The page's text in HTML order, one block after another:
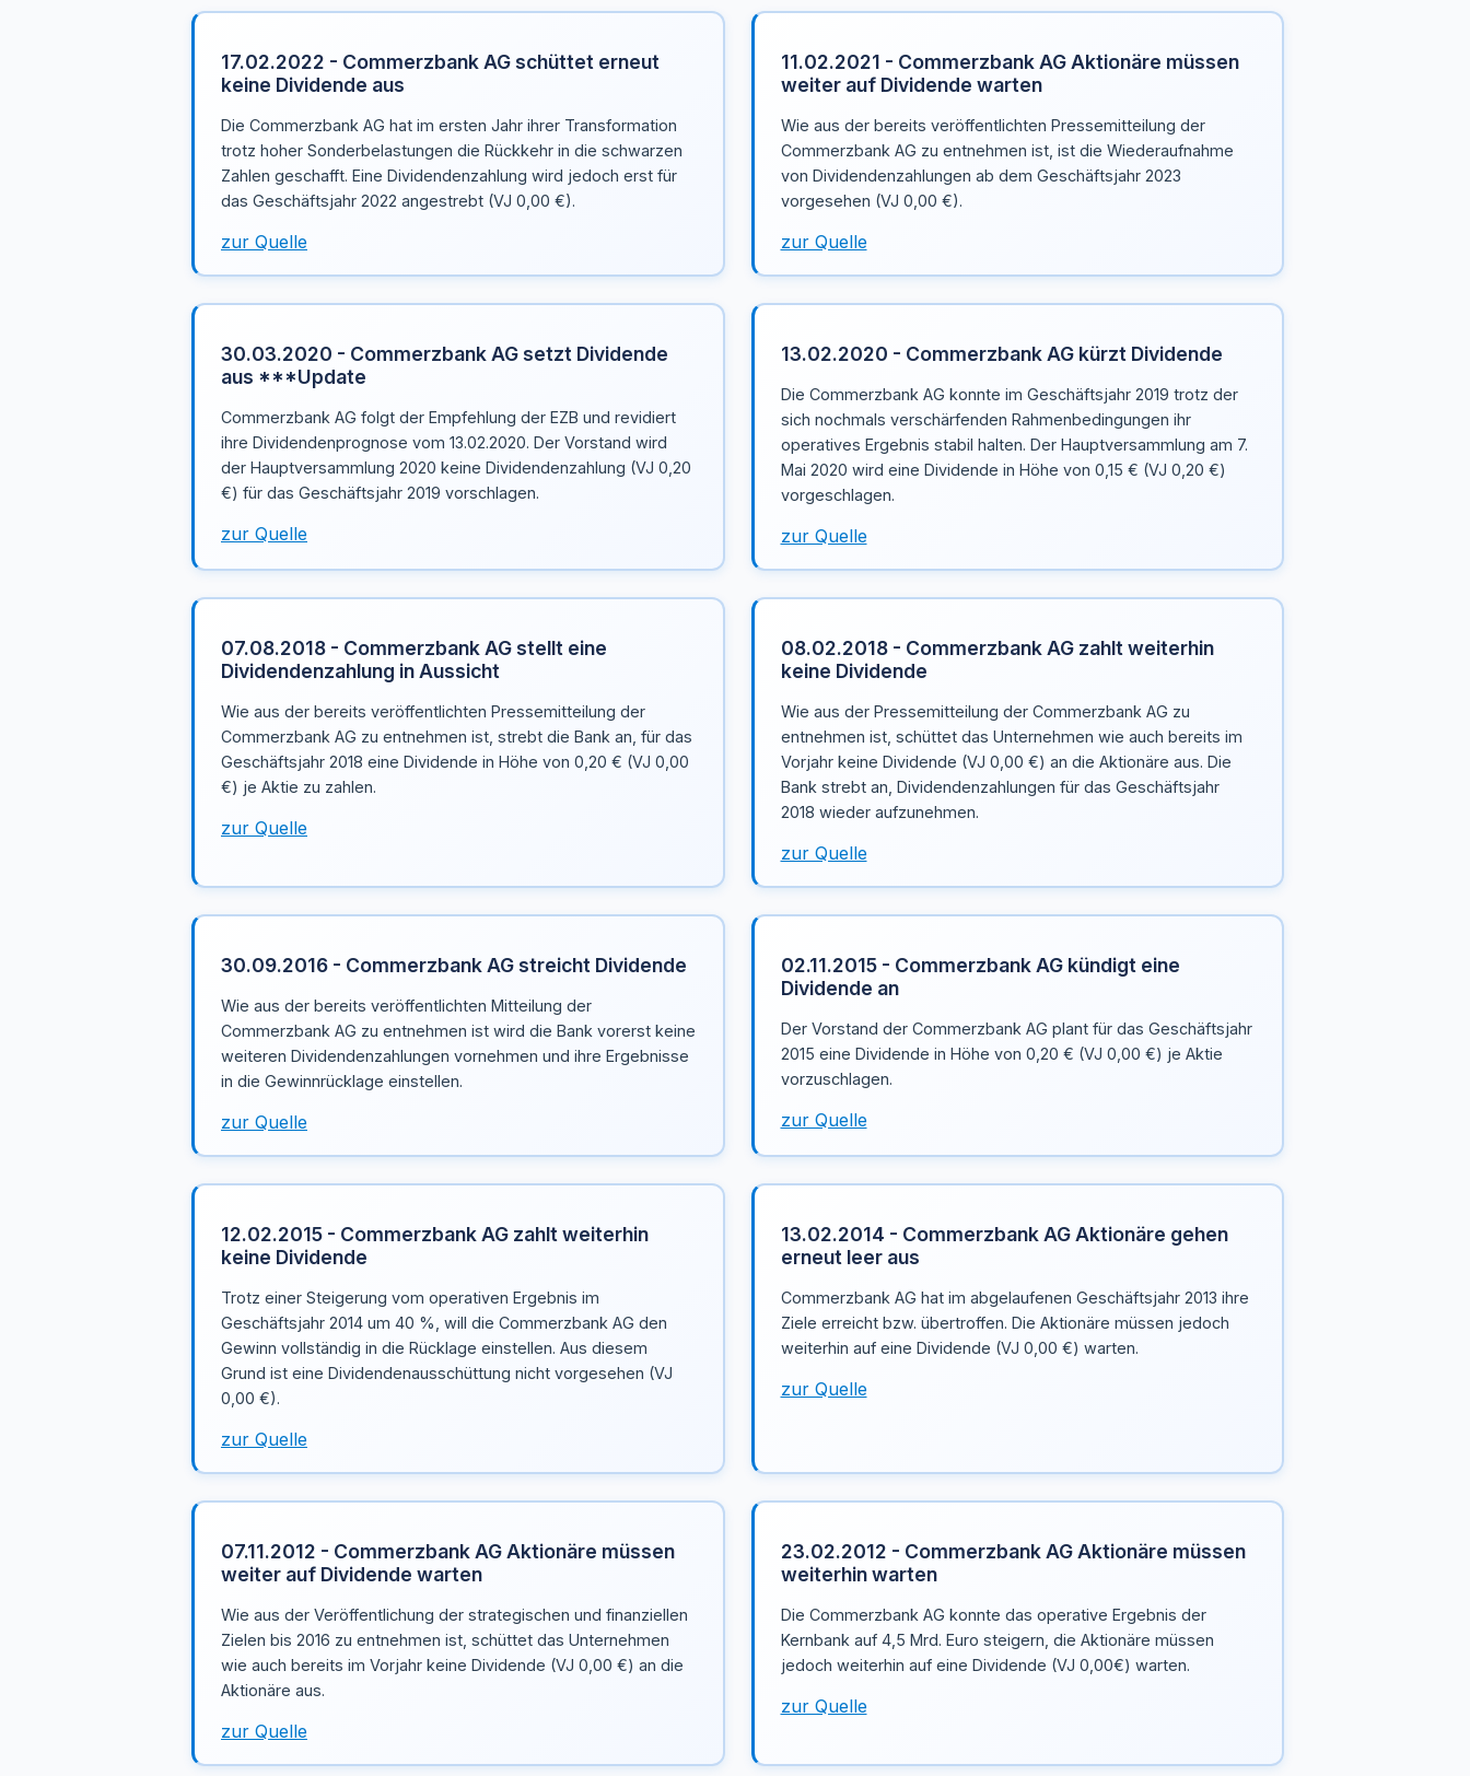
17.02.2022 - Commerzbank AG schüttet erneut
keine Dividende aus
Die Commerzbank AG hat im ersten Jahr ihrer Transformation
trotz hoher Sonderbelastungen die Rückkehr in die schwarzen
Zahlen geschafft. Eine Dividendenzahlung wird jedoch erst für
das Geschäftsjahr 2022 angestrebt (VJ 0,00 €).
zur Quelle
11.02.2021 - Commerzbank AG Aktionäre müssen
weiter auf Dividende warten
Wie aus der bereits veröffentlichten Pressemitteilung der
Commerzbank AG zu entnehmen ist, ist die Wiederaufnahme
von Dividendenzahlungen ab dem Geschäftsjahr 2023
vorgesehen (VJ 0,00 €).
zur Quelle
30.03.2020 - Commerzbank AG setzt Dividende
aus ***Update
Commerzbank AG folgt der Empfehlung der EZB und revidiert
ihre Dividendenprognose vom 13.02.2020. Der Vorstand wird
der Hauptversammlung 2020 keine Dividendenzahlung (VJ 0,20
€) für das Geschäftsjahr 2019 vorschlagen.
zur Quelle
13.02.2020 - Commerzbank AG kürzt Dividende
Die Commerzbank AG konnte im Geschäftsjahr 2019 trotz der
sich nochmals verschärfenden Rahmenbedingungen ihr
operatives Ergebnis stabil halten. Der Hauptversammlung am 7.
Mai 2020 wird eine Dividende in Höhe von 0,15 € (VJ 0,20 €)
vorgeschlagen.
zur Quelle
07.08.2018 - Commerzbank AG stellt eine
Dividendenzahlung in Aussicht
Wie aus der bereits veröffentlichten Pressemitteilung der
Commerzbank AG zu entnehmen ist, strebt die Bank an, für das
Geschäftsjahr 2018 eine Dividende in Höhe von 0,20 € (VJ 0,00
€) je Aktie zu zahlen.
zur Quelle
08.02.2018 - Commerzbank AG zahlt weiterhin
keine Dividende
Wie aus der Pressemitteilung der Commerzbank AG zu
entnehmen ist, schüttet das Unternehmen wie auch bereits im
Vorjahr keine Dividende (VJ 0,00 €) an die Aktionäre aus. Die
Bank strebt an, Dividendenzahlungen für das Geschäftsjahr
2018 wieder aufzunehmen.
zur Quelle
30.09.2016 - Commerzbank AG streicht Dividende
Wie aus der bereits veröffentlichten Mitteilung der
Commerzbank AG zu entnehmen ist wird die Bank vorerst keine
weiteren Dividendenzahlungen vornehmen und ihre Ergebnisse
in die Gewinnrücklage einstellen.
zur Quelle
02.11.2015 - Commerzbank AG kündigt eine
Dividende an
Der Vorstand der Commerzbank AG plant für das Geschäftsjahr
2015 eine Dividende in Höhe von 0,20 € (VJ 0,00 €) je Aktie
vorzuschlagen.
zur Quelle
12.02.2015 - Commerzbank AG zahlt weiterhin
keine Dividende
Trotz einer Steigerung vom operativen Ergebnis im
Geschäftsjahr 2014 um 40 %, will die Commerzbank AG den
Gewinn vollständig in die Rücklage einstellen. Aus diesem
Grund ist eine Dividendenausschüttung nicht vorgesehen (VJ
0,00 €).
zur Quelle
13.02.2014 - Commerzbank AG Aktionäre gehen
erneut leer aus
Commerzbank AG hat im abgelaufenen Geschäftsjahr 2013 ihre
Ziele erreicht bzw. übertroffen. Die Aktionäre müssen jedoch
weiterhin auf eine Dividende (VJ 0,00 €) warten.
zur Quelle
07.11.2012 - Commerzbank AG Aktionäre müssen
weiter auf Dividende warten
Wie aus der Veröffentlichung der strategischen und finanziellen
Zielen bis 2016 zu entnehmen ist, schüttet das Unternehmen
wie auch bereits im Vorjahr keine Dividende (VJ 0,00 €) an die
Aktionäre aus.
zur Quelle
23.02.2012 - Commerzbank AG Aktionäre müssen
weiterhin warten
Die Commerzbank AG konnte das operative Ergebnis der
Kernbank auf 4,5 Mrd. Euro steigern, die Aktionäre müssen
jedoch weiterhin auf eine Dividende (VJ 0,00€) warten.
zur Quelle